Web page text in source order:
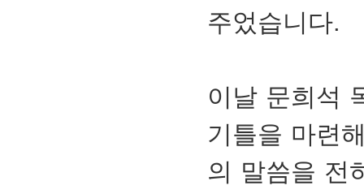
주었습니다.
이날 문희석
기틀을 마련
의 말씀을 전